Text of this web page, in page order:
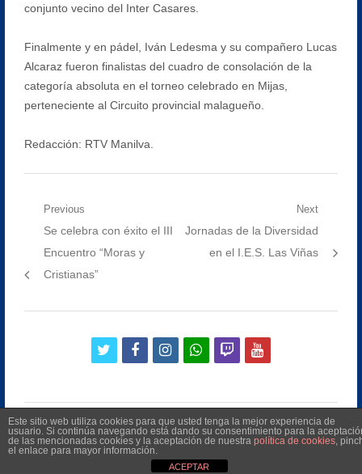
conjunto vecino del Inter Casares.
Finalmente y en pádel, Iván Ledesma y su compañero Lucas
Alcaraz fueron finalistas del cuadro de consolación de la
categoría absoluta en el torneo celebrado en Mijas,
perteneciente al Circuito provincial malagueño.
Redacción: RTV Manilva.
Navegación
entradas
Previous
Previous
post:
Se celebra con éxito el III
Encuentro “Moras y
Cristianas”
Next
Next
post:
Jornadas de la Diversidad
en el I.E.S. Las Viñas
twitterfacebookinstagramwhatsapp
twitchyoutube
©2026 Radio Televisión Municipal de Manilva
Este sitio web utiliza cookies para que usted tenga la mejor experiencia de
usuario. Si continúa navegando está dando su consentimiento para la
de las mencionadas cookies y la aceptación de nuestra política de cookies,
el enlace para mayor información.
ACEPTAR